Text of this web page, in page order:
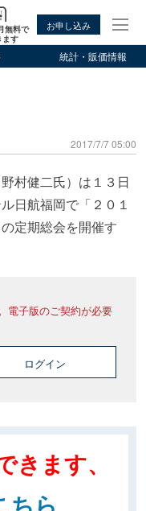
無料で
ます
お申し込み
統計・販価情報
2017/7/7 05:00
村健二氏）は１３日
日航福岡で「２０１
定期総会を開催す
電子版のご契約が必要
ログイン
きます、
ちら